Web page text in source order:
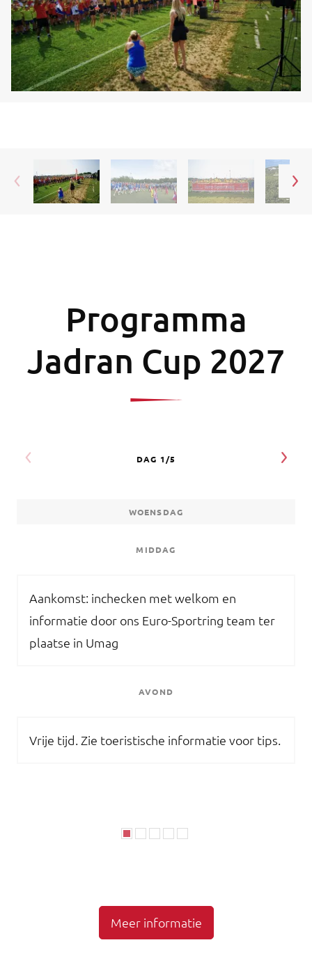
Programma
Jadran Cup 2027
WOENSDAG
MIDDAG
Aankomst: inchecken met welkom en
informatie door ons Euro-Sportring team ter
plaatse in Umag
AVOND
Vrije tijd. Zie toeristische informatie voor tips.
Meer informatie